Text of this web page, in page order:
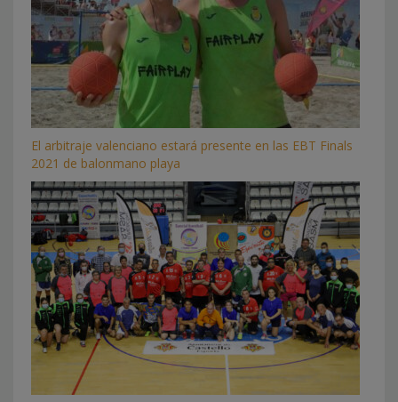
El arbitraje valenciano estará presente en las EBT Finals
2021 de balonmano playa